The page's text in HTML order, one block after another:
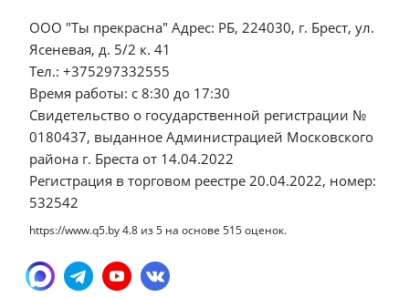
ООО "Ты прекрасна" Адрес: РБ, 224030, г. Брест, ул.
Ясеневая, д. 5/2 к. 41
Тел.: +375297332555
Время работы: с 8:30 до 17:30
Свидетельство о государственной регистрации №
0180437, выданное Администрацией Московского
района г. Бреста от 14.04.2022
Регистрация в торговом реестре 20.04.2022, номер:
532542
https://www.q5.by4.8 из5 на основе 515оценок.